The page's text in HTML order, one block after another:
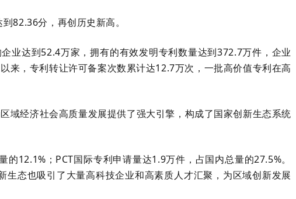
82.36分，再创历史新高。
业达到52.4万家，拥有的有效发明专利数量达到372.7万件，企业
来，专利转让许可备案次数累计达12.7万次，一批高价值专利在高
域经济社会高质量发展提供了强大引擎，构成了国家创新生态系统
12.1%；PCT国际专利申请量达1.9万件，占国内总量的27.5%。
态也吸引了大量高科技企业和高素质人才汇聚，为区域创新发展